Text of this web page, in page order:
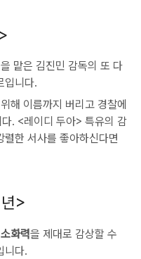
맡은 김진민 감독의 또 다
입니다.
해 이름까지 버리고 경찰에
. <레이디 두아> 특유의 감
한 서사를 좋아하신다면
>
화력을 제대로 감상할 수
니다.